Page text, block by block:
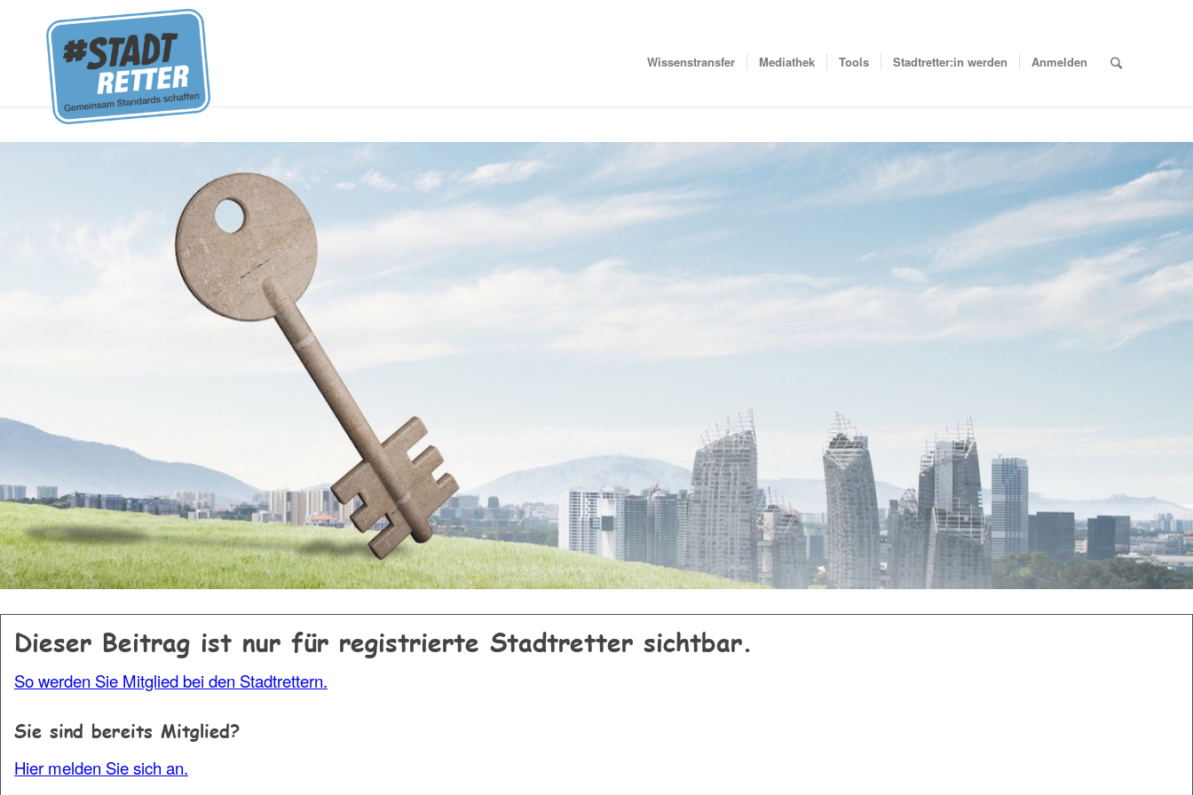
Wissenstransfer Mediathek Tools Stadtretter:in werden Anmelden
Dieser Beitrag ist nur für registrierte Stadtretter sichtbar.
So werden Sie Mitglied bei den Stadtrettern.
Sie sind bereits Mitglied?
Hier melden Sie sich an.